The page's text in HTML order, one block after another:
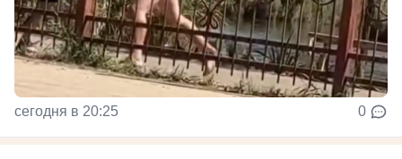
сегодня в 20:25 0